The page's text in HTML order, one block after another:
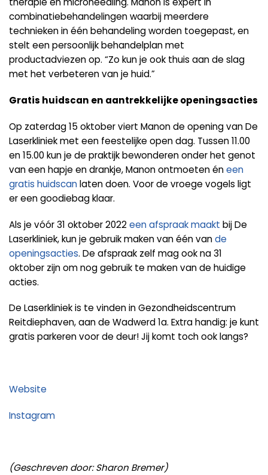
combinatiebehandelingen waarbij meerdere
technieken in één behandeling worden toegepast, en
stelt een persoonlijk behandelplan met
productadviezen op. “Zo kun je ook thuis aan de slag
met het verbeteren van je huid.”
Gratis huidscan en aantrekkelijke openingsacties
Op zaterdag 15 oktober viert Manon de opening van De
Laserkliniek met een feestelijke open dag. Tussen 11.00
en 15.00 kun je de praktijk bewonderen onder het genot
van een hapje en drankje, Manon ontmoeten éneen
gratis huidscanlaten doen. Voor de vroege vogels ligt
er een goodiebag klaar.
Als je vóór 31 oktober 2022een afspraak maakt bij De
Laserkliniek, kun je gebruik maken van één vande
openingsacties. De afspraak zelf mag ook na 31
oktober zijn om nog gebruik te maken van de huidige
acties.
De Laserkliniek is te vinden in Gezondheidscentrum
Reitdiephaven, aan de Wadwerd 1a. Extra handig: je kunt
gratis parkeren voor de deur! Jij komt toch ook langs?
Website
Instagram
(Geschreven door: Sharon Bremer)